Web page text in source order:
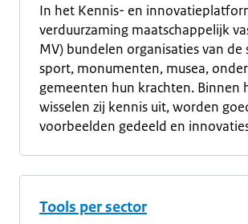
In het Kennis- en
verduurzaming maatschappelijk
MV) bundelen organisaties van de
sport, monumenten, musea,
gemeenten hun krachten. Binnen
wisselen zij kennis uit, worden
voorbeelden gedeeld en
Tools per sector